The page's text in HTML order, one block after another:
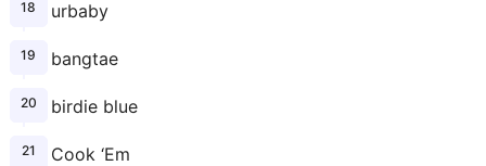
urbaby
bangtae
birdie blue
Cook ‘Em